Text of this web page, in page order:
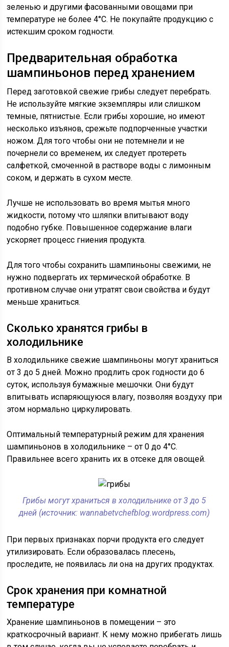
зеленью и другими фасованными овощами при
температуре не более 4°C. Не покупайте продукцию с
истекшим сроком годности.
Предварительная обработка
шампиньонов перед хранением
Перед заготовкой свежие грибы следует перебрать.
Не используйте мягкие экземпляры или слишком
темные, пятнистые. Если грибы хорошие, но имеют
несколько изъянов, срежьте подпорченные участки
ножом. Для того чтобы они не потемнели и не
почернели со временем, их следует протереть
салфеткой, смоченной в растворе воды с лимонным
соком, и держать в сухом месте.
Лучше не использовать во время мытья много
жидкости, потому что шляпки впитывают воду
подобно губке. Повышенное содержание влаги
ускоряет процесс гниения продукта.
Для того чтобы сохранить шампиньоны свежими, не
нужно подвергать их термической обработке. В
противном случае они утратят свои свойства и будут
меньше храниться.
Сколько хранятся грибы в
холодильнике
В холодильнике свежие шампиньоны могут храниться
от 3 до 5 дней. Можно продлить срок годности до 6
суток, используя бумажные мешочки. Они будут
впитывать испаряющуюся влагу, позволяя воздуху при
этом нормально циркулировать.
Оптимальный температурный режим для хранения
шампиньонов в холодильнике – от 0 до 4°C.
Правильнее всего хранить их в отсеке для овощей.
Грибы могут храниться в холодильнике от 3 до 5
дней (источник: wannabetvchefblog.wordpress.com)
При первых признаках порчи продукта его следует
утилизировать. Если образовалась плесень,
проследите, не появилась ли она на других продуктах.
Срок хранения при комнатной
температуре
Хранение шампиньонов в помещении – это
краткосрочный вариант. К нему можно прибегать лишь